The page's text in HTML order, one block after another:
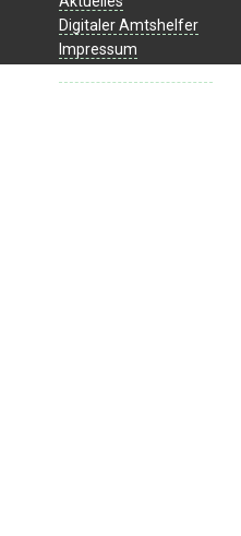
Digitaler Amtshelfer
Impressum